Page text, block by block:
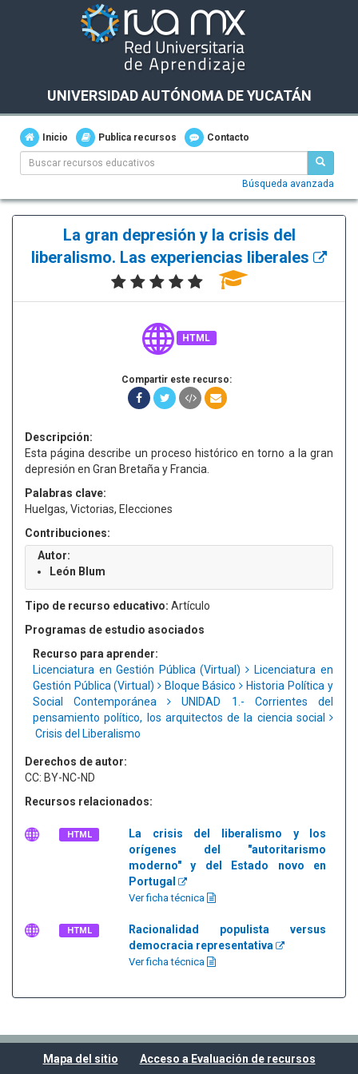
UNIVERSIDAD AUTÓNOMA DE YUCATÁN
Inicio Publica recursos Contacto
Búsqueda avanzada
La gran depresión y la crisis del
liberalismo. Las experiencias liberales
HTML
Compartir este recurso:
Descripción:
Esta página describe un proceso histórico en torno a la gran
depresión en Gran Bretaña y Francia.
Palabras clave:
Huelgas, Victorias, Elecciones
Contribuciones:
Autor:
León Blum
Tipo de recurso educativo: Artículo
Programas de estudio asociados
Recurso para aprender:
Licenciatura en Gestión Pública (Virtual)
Licenciatura en
Gestión Pública (Virtual)
Bloque Básico
Historia Política y
Social Contemporánea
UNIDAD 1.- Corrientes del
pensamiento político, los arquitectos de la ciencia social
Crisis del Liberalismo
Derechos de autor:
CC: BY-NC-ND
Recursos relacionados:
HTML
La crisis del liberalismo y los
orígenes del "autoritarismo
moderno" y del Estado novo en
Portugal
Ver ficha técnica
HTML
Racionalidad populista versus
democracia representativa
Ver ficha técnica
Mapa del sitio Acceso a Evaluación de recursos